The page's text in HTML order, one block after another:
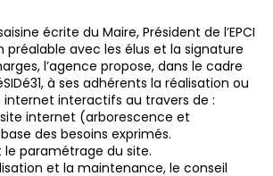
écrite du Maire, Président de l’EPCI
préalable avec les élus et la signature
l’agence propose, dans le cadre
à ses adhérents la réalisation ou
interactifs au travers de :
internet (arborescence et
des besoins exprimés.
paramétrage du site.
et la maintenance, le conseil